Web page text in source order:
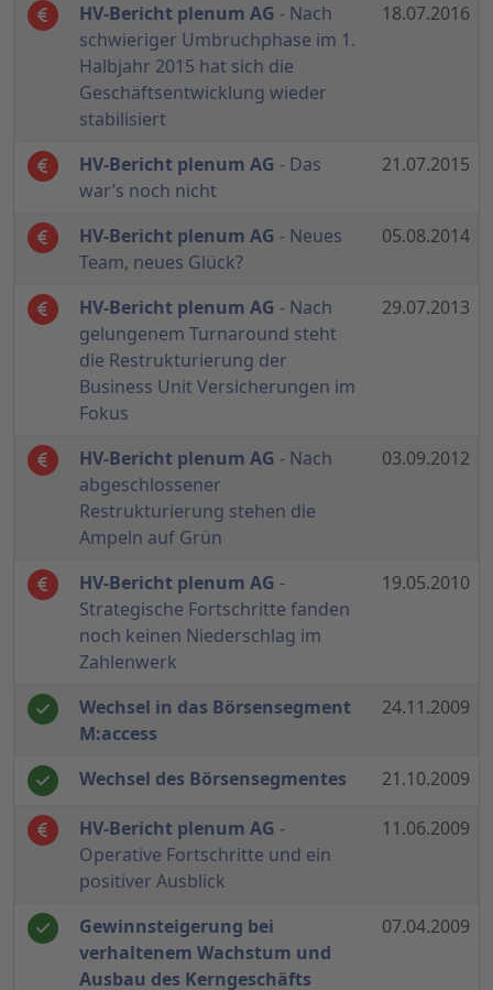
HV-Bericht plenum AG - Nach
schwieriger Umbruchphase im 1.
Halbjahr 2015 hat sich die
Geschäftsentwicklung wieder
stabilisiert
18.07.2016
HV-Bericht plenum AG - Das
war’s noch nicht
21.07.2015
HV-Bericht plenum AG - Neues
Team, neues Glück?
05.08.2014
HV-Bericht plenum AG - Nach
gelungenem Turnaround steht
die Restrukturierung der
Business Unit Versicherungen im
Fokus
29.07.2013
HV-Bericht plenum AG - Nach
abgeschlossener
Restrukturierung stehen die
Ampeln auf Grün
03.09.2012
HV-Bericht plenum AG -
Strategische Fortschritte fanden
noch keinen Niederschlag im
Zahlenwerk
19.05.2010
Wechsel in das Börsensegment
M:access
24.11.2009
Wechsel des Börsensegmentes 21.10.2009
HV-Bericht plenum AG -
Operative Fortschritte und ein
positiver Ausblick
11.06.2009
Gewinnsteigerung bei
verhaltenem Wachstum und
Ausbau des Kerngeschäfts
07.04.2009